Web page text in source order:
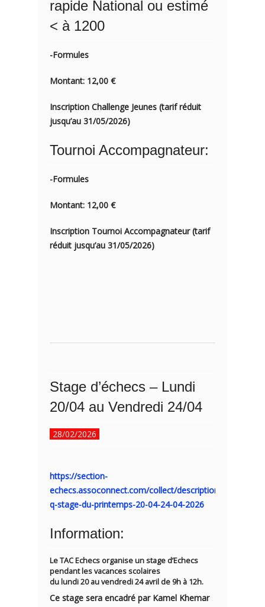
rapide National ou estimé
< à 1200
-Formules
Montant: 12,00 €
Inscription Challenge Jeunes (tarif réduit
jusqu’au 31/05/2026)
Tournoi Accompagnateur:
-Formules
Montant: 12,00 €
Inscription Tournoi Accompagnateur (tarif
réduit jusqu’au 31/05/2026)
Stage d’échecs – Lundi
20/04 au Vendredi 24/04
28/02/2026
https://section-
echecs.assoconnect.com/collect/description/680834-
q-stage-du-printemps-20-04-24-04-2026
Information:
Le TAC Echecs organise un stage d’Echecs
pendant les vacances scolaires
du lundi 20 au vendredi 24 avril de 9h à 12h.
Ce stage sera encadré par Kamel Khemar